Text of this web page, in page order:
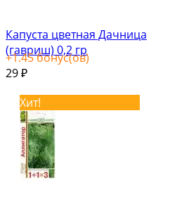
Капуста цветная Дачница
(гавриш) 0,2 гр
+1.45бонус(ов)
29 ₽
Хит!